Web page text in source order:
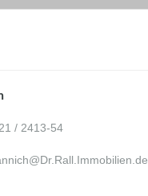
/ 2413-54